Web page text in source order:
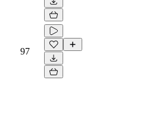
97